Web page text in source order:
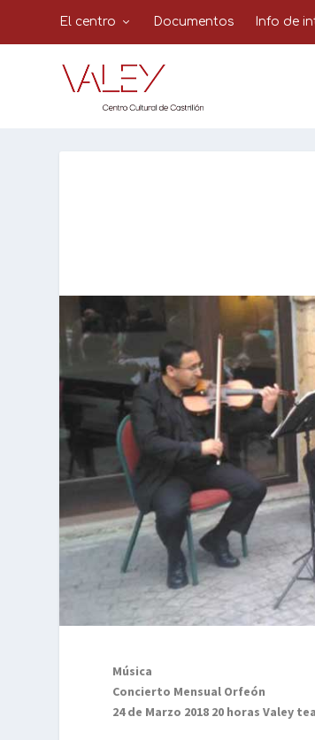
El centro Documentos Info de
Música
Concierto Mensual Orfeón
24 de Marzo 2018 20 horas Valey